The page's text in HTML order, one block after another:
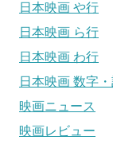
日本映画 や行
日本映画 ら行
日本映画 わ行
日本映画 数字
映画ニュース
映画レビュー